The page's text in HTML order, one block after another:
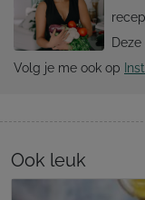
Volg je me ook op
Ook leuk